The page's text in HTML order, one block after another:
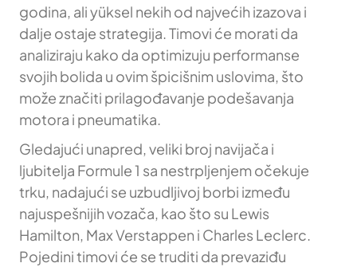
godina, ali yüksel nekih od najvećih izazova i
dalje ostaje strategija. Timovi će morati da
analiziraju kako da optimizuju performanse
svojih bolida u ovim špicišnim uslovima, što
može značiti prilagođavanje podešavanja
motora i pneumatika.
Gledajući unapred, veliki broj navijača i
ljubitelja Formule 1 sa nestrpljenjem očekuje
trku, nadajući se uzbudljivoj borbi između
najuspešnijih vozača, kao što su Lewis
Hamilton, Max Verstappen i Charles Leclerc.
Pojedini timovi će se truditi da prevaziđu